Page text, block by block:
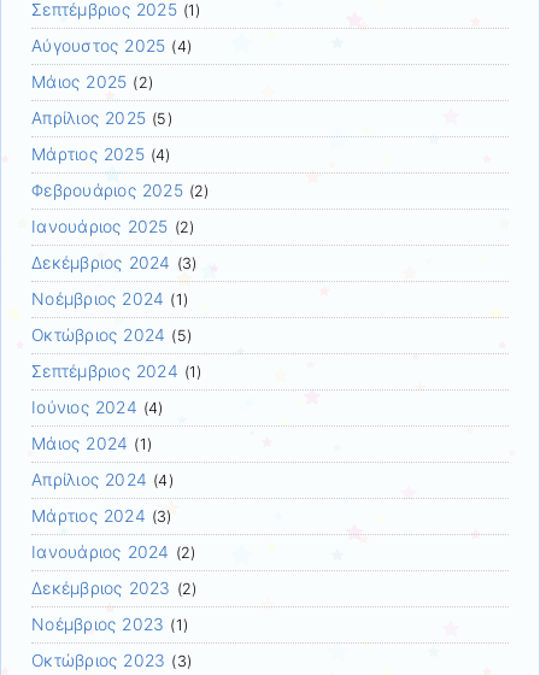
Σεπτέμβριος 2025(1)
Αύγουστος 2025 (4)
Μάιος 2025 (2)
Απρίλιος 2025 (5)
Μάρτιος 2025(4)
Φεβρουάριος 2025(2)
Ιανουάριος 2025 (2)
Δεκέμβριος 2024 (3)
Νοέμβριος 2024 (1)
Οκτώβριος 2024 (5)
Σεπτέμβριος 2024 (1)
Ιούνιος 2024 (4)
Μάιος 2024 (1)
Απρίλιος 2024 (4)
Μάρτιος 2024 (3)
Ιανουάριος 2024 (2)
Δεκέμβριος 2023 (2)
Νοέμβριος 2023 (1)
Οκτώβριος 2023 (3)